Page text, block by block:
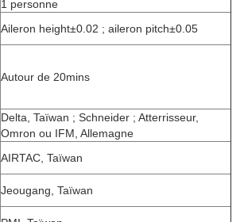
1 personne
Aileron height±0.02 ; aileron pitch±0.05
Autour de 20mins
Delta, Taïwan ; Schneider ; Atterrisseur,
Omron ou IFM, Allemagne
AIRTAC, Taïwan
Jeougang, Taïwan